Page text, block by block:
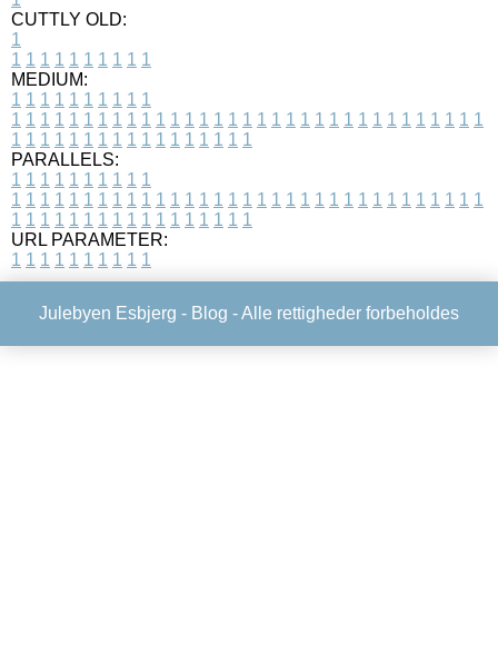
CUTTLY OLD:
1
1 1 1 1 1 1 1 1 1 1
MEDIUM:
1 1 1 1 1 1 1 1 1 1
1 1 1 1 1 1 1 1 1 1 1 1 1 1 1 1 1 1 1 1 1 1 1 1 1 1 1 1 1 1 1 1 1
1 1 1 1 1 1 1 1 1 1 1 1 1 1 1 1 1
PARALLELS:
1 1 1 1 1 1 1 1 1 1
1 1 1 1 1 1 1 1 1 1 1 1 1 1 1 1 1 1 1 1 1 1 1 1 1 1 1 1 1 1 1 1 1
1 1 1 1 1 1 1 1 1 1 1 1 1 1 1 1 1
URL PARAMETER:
1 1 1 1 1 1 1 1 1 1
Julebyen Esbjerg - Blog - Alle rettigheder forbeholdes